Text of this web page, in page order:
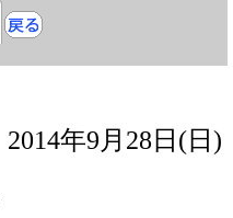
2014年9月28日(日)